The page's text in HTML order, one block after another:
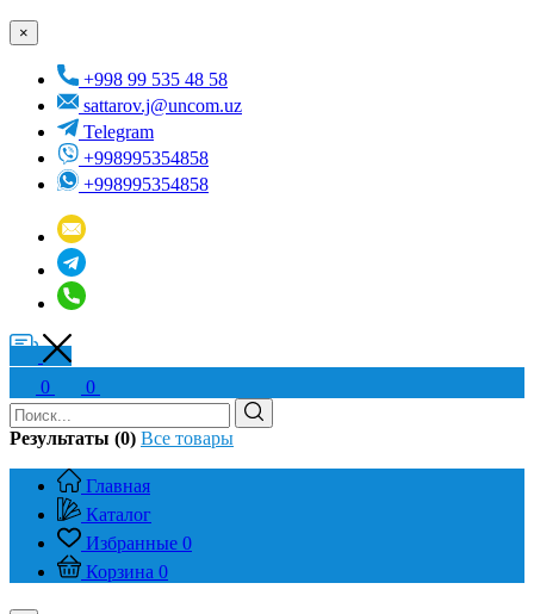
×
+998 99 535 48 58
sattarov.j@uncom.uz
Telegram
+998995354858
+998995354858
0 0
Результаты (0) Все товары
Главная
Каталог
Избранные 0
Корзина 0